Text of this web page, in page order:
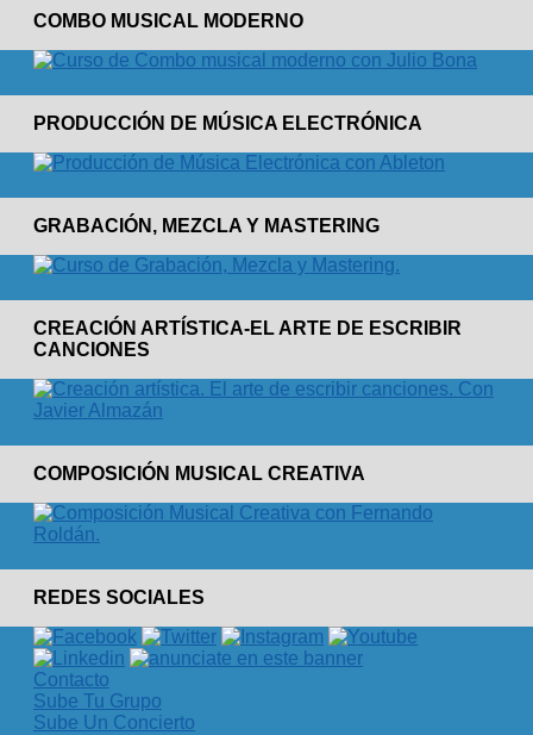
COMBO MUSICAL MODERNO
PRODUCCIÓN DE MÚSICA ELECTRÓNICA
GRABACIÓN, MEZCLA Y MASTERING
CREACIÓN ARTÍSTICA-EL ARTE DE ESCRIBIR
CANCIONES
COMPOSICIÓN MUSICAL CREATIVA
REDES SOCIALES
Contacto
Sube Tu Grupo
Sube Un Concierto